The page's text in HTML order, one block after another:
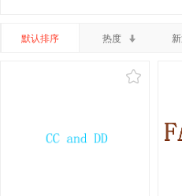
默认排序 热度